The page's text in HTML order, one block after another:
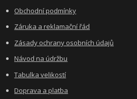
Obchodní podmínky
Záruka a reklamační řád
Zásady ochrany osobních údajů
Návod na údržbu
Tabulka velikostí
Doprava a platba